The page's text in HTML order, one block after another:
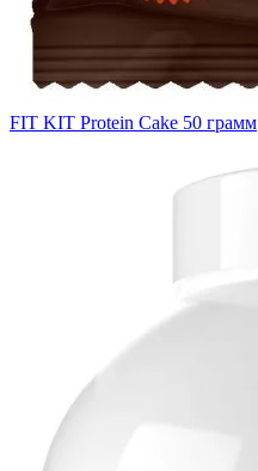
FIT KIT Protein Cake 50 грамм